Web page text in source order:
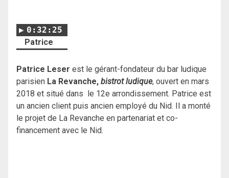
0:32:25
Patrice
Patrice Leser est le gérant-fondateur du bar ludique
parisien La Revanche, bistrot ludique, ouvert en mars
2018 et situé dans le 12e arrondissement. Patrice est
un ancien client puis ancien employé du Nid. Il a monté
le projet de La Revanche en partenariat et co-
financement avec le Nid.